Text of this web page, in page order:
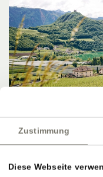
Zustimmung
Diese Webseite